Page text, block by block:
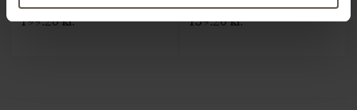
199.20 kr. 159.20 kr.